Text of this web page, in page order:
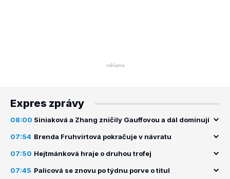
Expres zprávy
08:00 Siniaková a Zhang zničily Gauffovou a dál dominují
07:54 Brenda Fruhvirtová pokračuje v návratu
07:50 Hejtmánková hraje o druhou trofej
07:45 Palicová se znovu po týdnu porve o titul